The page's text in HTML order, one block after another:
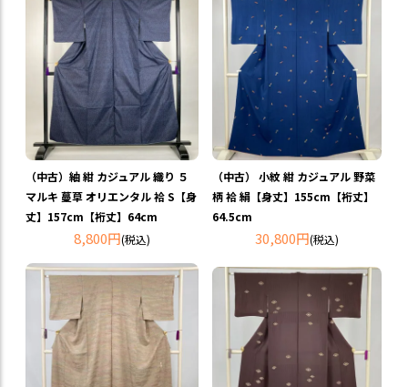
（中古）紬 紺 カジュアル 織り ５
マルキ 蔓草 オリエンタル 袷 S【身
丈】157cm【裄丈】64cm
8,800円(税込)
（中古） 小紋 紺 カジュアル 野菜
柄 袷 絹【身丈】155cm【裄丈】
64.5cm
30,800円(税込)